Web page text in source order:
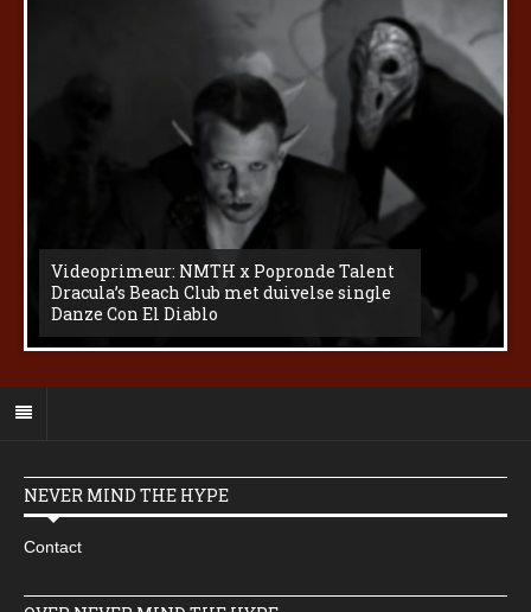
Videoprimeur: NMTH x Popronde Talent
Dracula’s Beach Club met duivelse single
Danze Con El Diablo
NEVER MIND THE HYPE
Contact